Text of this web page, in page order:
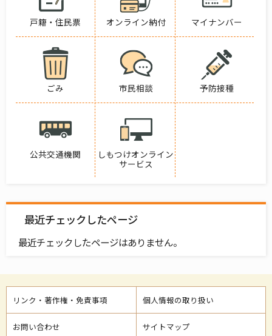
戸籍・住民票 オンライン納付 マイナンバー
ごみ 市民相談 予防接種
公共交通機関
しもつけオンライン
サービス
最近チェックしたページ
最近チェックしたページはありません。
リンク・著作権・免責事項 個人情報の取り扱い
お問い合わせ サイトマップ